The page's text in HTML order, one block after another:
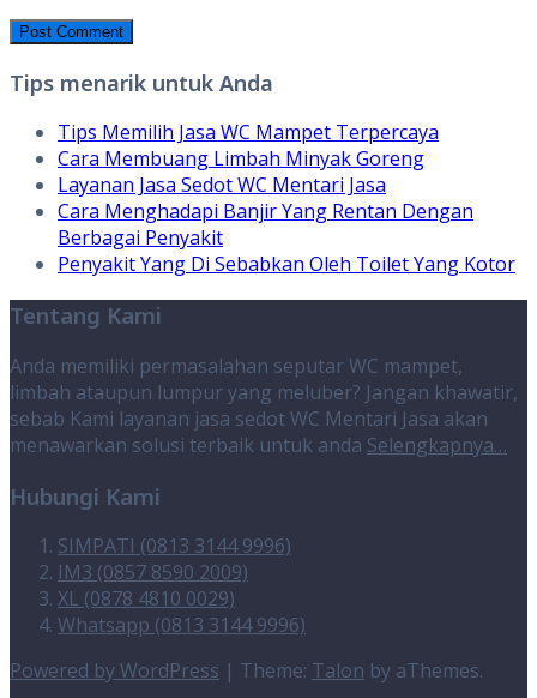
Tips menarik untuk Anda
Tips Memilih Jasa WC Mampet Terpercaya
Cara Membuang Limbah Minyak Goreng
Layanan Jasa Sedot WC Mentari Jasa
Cara Menghadapi Banjir Yang Rentan Dengan
Berbagai Penyakit
Penyakit Yang Di Sebabkan Oleh Toilet Yang Kotor
Tentang Kami
Anda memiliki permasalahan seputar WC mampet,
limbah ataupun lumpur yang meluber? Jangan khawatir,
sebab Kami layanan jasa sedot WC Mentari Jasa akan
menawarkan solusi terbaik untuk anda Selengkapnya…
Hubungi Kami
SIMPATI (0813 3144 9996)
IM3 (0857 8590 2009)
XL (0878 4810 0029)
Whatsapp (0813 3144 9996)
Powered by WordPress | Theme: Talon by aThemes.